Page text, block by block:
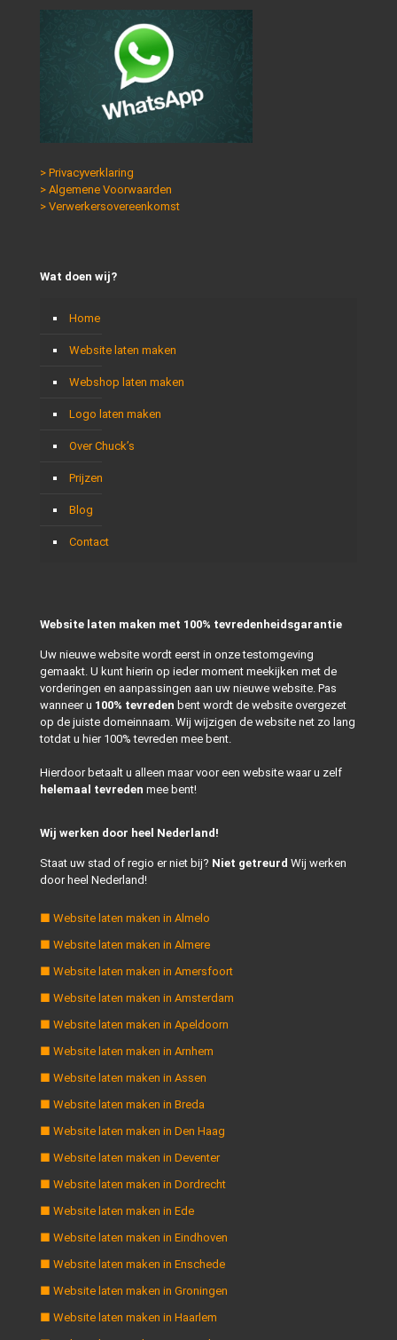
> Privacyverklaring
> Algemene Voorwaarden
> Verwerkersovereenkomst
Wat doen wij?
Home
Website laten maken
Webshop laten maken
Logo laten maken
Over Chuck’s
Prijzen
Blog
Contact
Website laten maken met 100% tevredenheidsgarantie
Uw nieuwe website wordt eerst in onze testomgeving
gemaakt. U kunt hierin op ieder moment meekijken met de
vorderingen en aanpassingen aan uw nieuwe website. Pas
wanneer u 100% tevreden bent wordt de website overgezet
op de juiste domeinnaam. Wij wijzigen de website net zo lang
totdat u hier 100% tevreden mee bent.
Hierdoor betaalt u alleen maar voor een website waar u zelf
helemaal tevreden mee bent!
Wij werken door heel Nederland!
Staat uw stad of regio er niet bij? Niet getreurd Wij werken
door heel Nederland!
■ Website laten maken in Almelo
■ Website laten maken in Almere
■ Website laten maken in Amersfoort
■ Website laten maken in Amsterdam
■ Website laten maken in Apeldoorn
■ Website laten maken in Arnhem
■ Website laten maken in Assen
■ Website laten maken in Breda
■ Website laten maken in Den Haag
■ Website laten maken in Deventer
■ Website laten maken in Dordrecht
■ Website laten maken in Ede
■ Website laten maken in Eindhoven
■ Website laten maken in Enschede
■ Website laten maken in Groningen
■ Website laten maken in Haarlem